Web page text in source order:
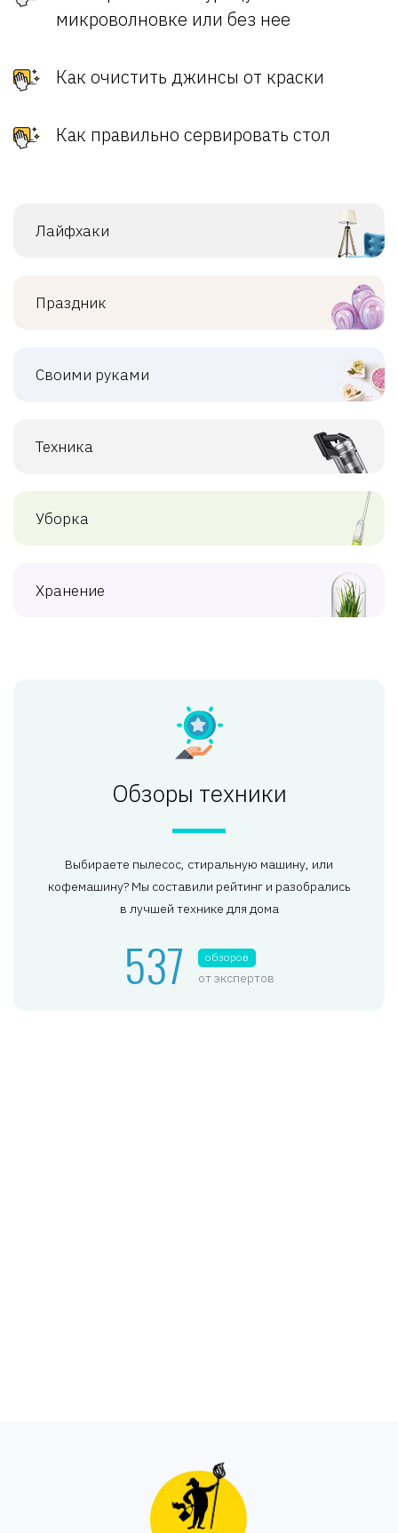
микроволновке или без нее
Как очистить джинсы от краски
Как правильно сервировать стол
Лайфхаки
Праздник
Своими руками
Техника
Уборка
Хранение
Обзоры техники
Выбираете пылесос, стиральную машину, или
кофемашину? Мы составили рейтинг и разобрались
в лучшей технике для дома
537 обзоров
от экспертов